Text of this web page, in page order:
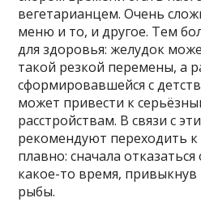
вегетарианцем. Очень
меню и то, и другое. Тем
для здоровья: желудок
такой резкой перемены, а
сформировавшейся с
может привести к
расстройствам. В связи с
рекомендуют переходить к
плавно: сначала отказаться
какое-то время,
рыбы.